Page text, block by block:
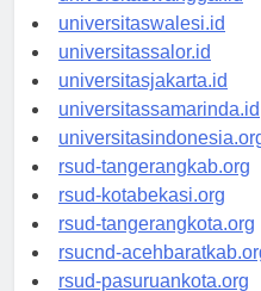
universitaswanggar.id
universitaswalesi.id
universitassalor.id
universitasjakarta.id
universitassamarinda.id
universitasindonesia.org
rsud-tangerangkab.org
rsud-kotabekasi.org
rsud-tangerangkota.org
rsucnd-acehbaratkab.org